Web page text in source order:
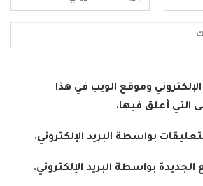
وموقع الويب في هذا
التي أعلق فيها.
بواسطة البريد الإلكتروني.
بواسطة البريد الإلكتروني.